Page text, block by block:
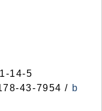
14-5
43-7954 / b